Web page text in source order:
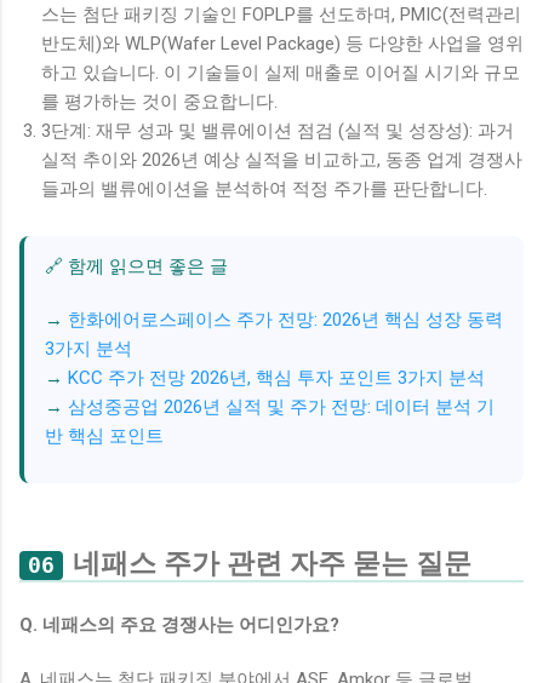
스는 첨단 패키징 기술인 FOPLP를 선도하며, PMIC(전력관리
반도체)와 WLP(Wafer Level Package) 등 다양한 사업을 영위
하고 있습니다. 이 기술들이 실제 매출로 이어질 시기와 규모
를 평가하는 것이 중요합니다.
3단계: 재무 성과 및 밸류에이션 점검 (실적 및 성장성): 과거
실적 추이와 2026년 예상 실적을 비교하고, 동종 업계 경쟁사
들과의 밸류에이션을 분석하여 적정 주가를 판단합니다.
🔗 함께 읽으면 좋은 글
한화에어로스페이스 주가 전망: 2026년 핵심 성장 동력
3가지 분석
KCC 주가 전망 2026년, 핵심 투자 포인트 3가지 분석
삼성중공업 2026년 실적 및 주가 전망: 데이터 분석 기
반 핵심 포인트
06 네패스 주가 관련 자주 묻는 질문
Q. 네패스의 주요 경쟁사는 어디인가요?